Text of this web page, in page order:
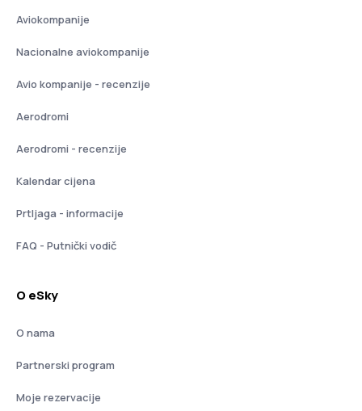
Aviokompanije
Nacionalne aviokompanije
Avio kompanije - recenzije
Aerodromi
Aerodromi - recenzije
Kalendar cijena
Prtljaga - informacije
FAQ - Putnički vodič
O eSky
O nama
Partnerski program
Moje rezervacije